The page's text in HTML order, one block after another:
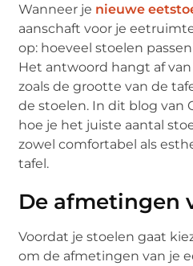
Wanneer je nieuwe
aanschaft voor je
op: hoeveel stoelen
Het antwoord hangt af
zoals de grootte van de
de stoelen. In dit blog van
hoe je het juiste aantal
zowel comfortabel als
tafel.
De afmetingen
Voordat je stoelen gaat
om de afmetingen van je